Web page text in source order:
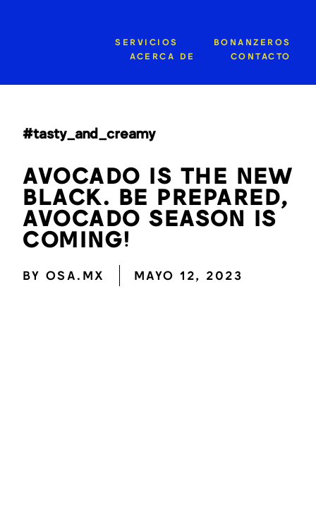
SERVICIOS
BONANZEROS
ACERCA DE
CONTACTO
#tasty_and_creamy
AVOCADO IS THE NEW
BLACK. BE PREPARED,
AVOCADO SEASON IS
COMING!
BY OSA.MX MAYO 12, 2023